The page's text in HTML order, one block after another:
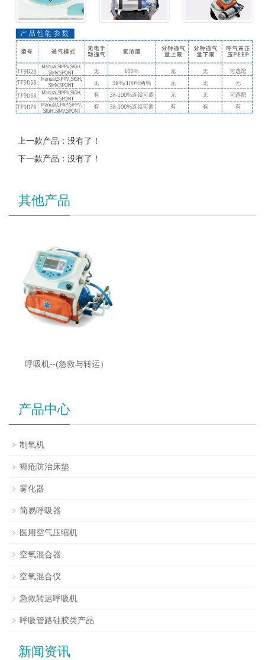
上一款产品：没有了！
下一款产品：没有了！
其他产品
呼吸机--(急救与转运）
产品中心
制氧机
褥疮防治床垫
雾化器
简易呼吸器
医用空气压缩机
空氧混合器
空氧混合仪
急救转运呼吸机
呼吸管路硅胶类产品
新闻资讯